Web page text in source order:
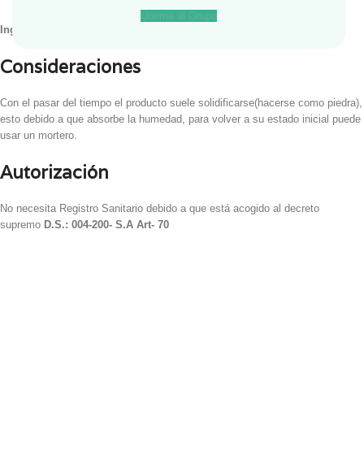
Unirme al Grupo
Ingredientes
Consideraciones
Con el pasar del tiempo el producto suele solidificarse(hacerse como piedra),
esto debido a que absorbe la humedad, para volver a su estado inicial puede
usar un mortero.
Autorización
No necesita Registro Sanitario debido a que está acogido al decreto
supremo D.S.: 004-200- S.A Art- 70